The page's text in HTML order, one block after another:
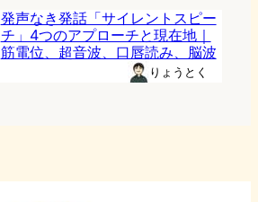
発声なき発話「サイレントスピー
チ」4つのアプローチと現在地｜
筋電位、超音波、口唇読み、脳波
りょうとく